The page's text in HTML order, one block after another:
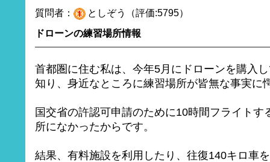
質問者：
としぞう（評価:5795）
ドローンの練習場所情報
首都圏に住む私は、今年5月にドローンを購入
知り、身近なところに練習場所が皆無な事実に
国交省の許認可申請のために10時間フライトす
所になかったからです。
結果、有料施設を利用したり、往復140キロ車